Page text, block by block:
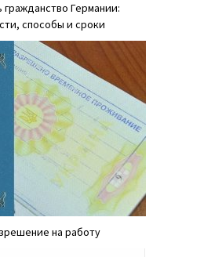
гражданство Германии:
способы и сроки
на работу